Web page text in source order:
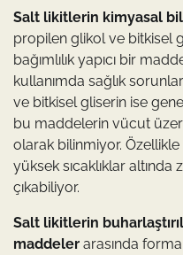
Salt likitlerin kimyasal
propilen glikol ve bitkisel
bağımlılık yapıcı bir
kullanımda sağlık
ve bitkisel gliserin ise
bu maddelerin vücut
olarak bilinmiyor. Özellikle
yüksek sıcaklıklar altında
çıkabiliyor.
Salt likitlerin
maddeler arasında